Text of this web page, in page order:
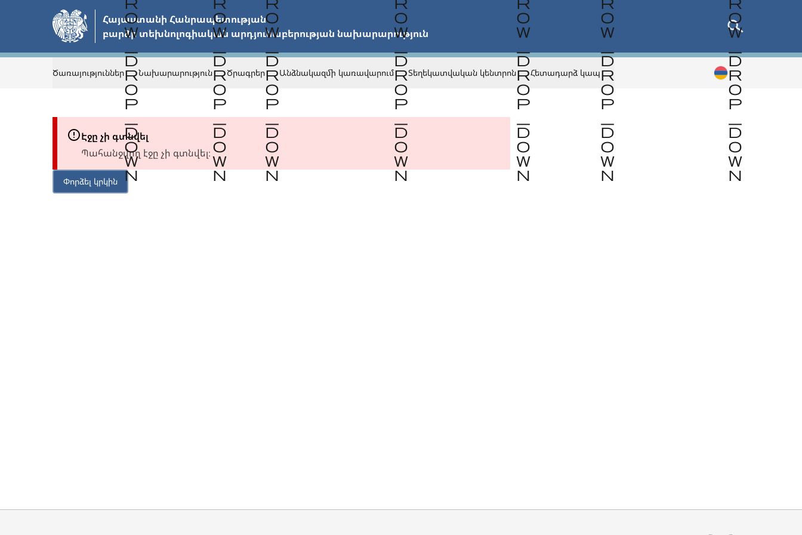
բովանդակությանը
Հայաստանի Հանրապետության
բարձր տեխնոլոգիական արդյունաբերության նախարարություն
Ծառայություններ Նախարարություն Ծրագրեր Անձնակազմի կառավարում Տեղեկատվական կենտրոն Հետադարձ կապ
Էջը չի գտնվել
Պահանջվող էջը չի գտնվել։
Փորձել կրկին